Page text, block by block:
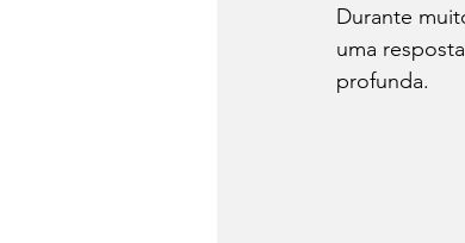
Dia do Fondue
Durante
uma
profunda.